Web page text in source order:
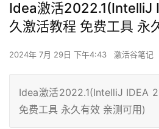
Idea激活2022.1(IntelliJ
久激活教程 免费工具 永
2024年 7月 29日 下午4:43 激活谷笔记
Idea激活2022.1(IntelliJ IDEA
免费工具 永久有效 亲测可用)